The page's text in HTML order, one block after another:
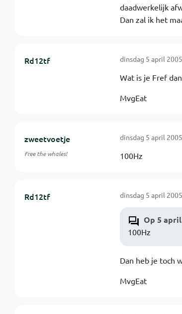
daadwerkelijk
Dan zal ik het
Rd12tf dinsdag 5 april
Wat is je Fref
MvgEat
zweetvoetje
Free the whales!
dinsdag 5 april
100Hz
Rd12tf dinsdag 5 april
Op 5
100Hz
Dan heb je toch
MvgEat